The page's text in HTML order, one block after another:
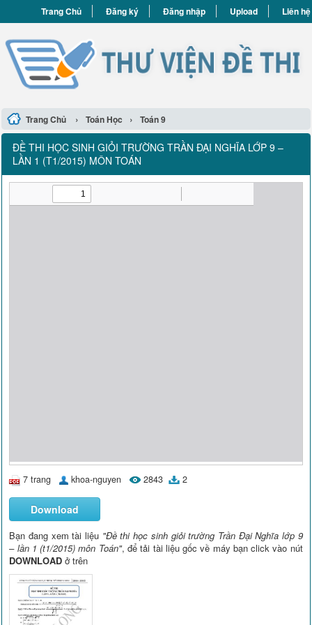
Trang Chủ Đăng ký Đăng nhập Upload Liên hệ
Trang Chủ › Toán Học › Toán 9
ĐỀ THI HỌC SINH GIỎI TRƯỜNG TRẦN ĐẠI NGHĨA LỚP 9 –
LẦN 1 (T1/2015) MÔN TOÁN
7 trang khoa-nguyen 2843 2
Download
Bạn đang xem tài liệu "Đề thi học sinh giỏi trường Trần Đại Nghĩa lớp 9
– lần 1 (t1/2015) môn Toán", để tải tài liệu gốc về máy bạn click vào nút
DOWNLOAD ở trên